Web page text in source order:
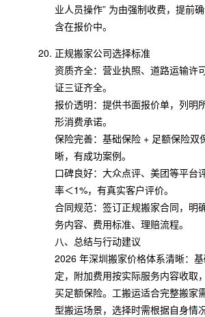
业人员操作” 为由强制收费，提前
含在报价中。
正规搬家公司选择标准
资质齐全：营业执照、道路运输许
证三证齐全。
报价透明：提供书面报价单，列明
形消费承诺。
保险完善：基础保险 + 足额保险双
晰，有成功案例。
口碑良好：大众点评、美团等平台
率＜1%，有真实客户评价。
合同规范：签订正规搬家合同，明
务内容、费用标准、理赔流程。
八、总结与行动建议
2026 年深圳搬家价格体系清晰：
定，附加费用按实际服务内容收取
买足额保险。工搬运适合完整搬家
型搬运场景，选择时需根据自身情